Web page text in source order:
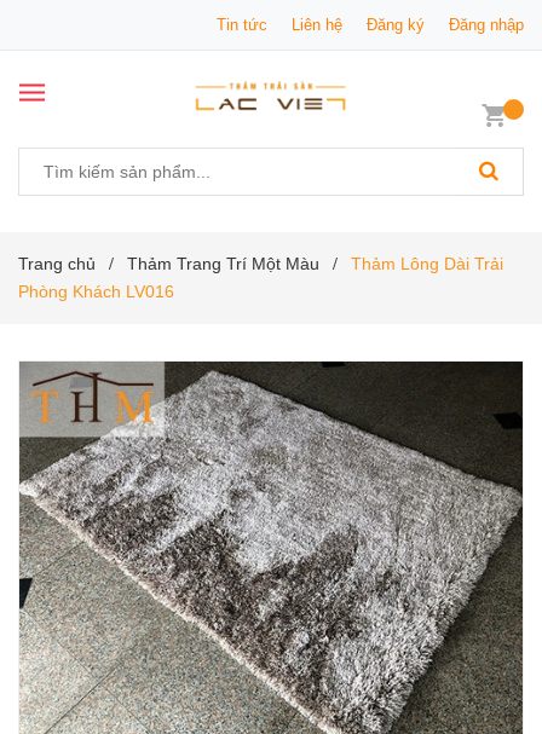
Tin tức Liên hệ Đăng ký Đăng nhập
Trang chủ / Thảm Trang Trí Một Màu /
Thảm Lông Dài Trải
Phòng Khách LV016